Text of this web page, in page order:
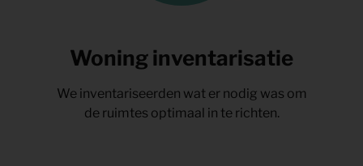
Woning inventarisatie
We inventariseerden wat er nodig was om
de ruimtes optimaal in te richten.